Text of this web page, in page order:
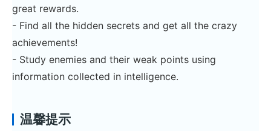
great rewards.
- Find all the hidden secrets and get all the crazy
achievements!
- Study enemies and their weak points using
information collected in intelligence.
温馨提示